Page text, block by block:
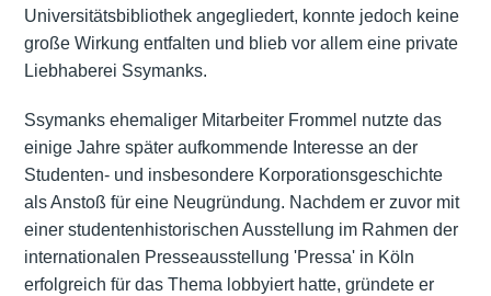
Universitätsbibliothek angegliedert, konnte jedoch keine
große Wirkung entfalten und blieb vor allem eine private
Liebhaberei Ssymanks.
Ssymanks ehemaliger Mitarbeiter Frommel nutzte das
einige Jahre später aufkommende Interesse an der
Studenten- und insbesondere Korporationsgeschichte
als Anstoß für eine Neugründung. Nachdem er zuvor mit
einer studentenhistorischen Ausstellung im Rahmen der
internationalen Presseausstellung 'Pressa' in Köln
erfolgreich für das Thema lobbyiert hatte, gründete er